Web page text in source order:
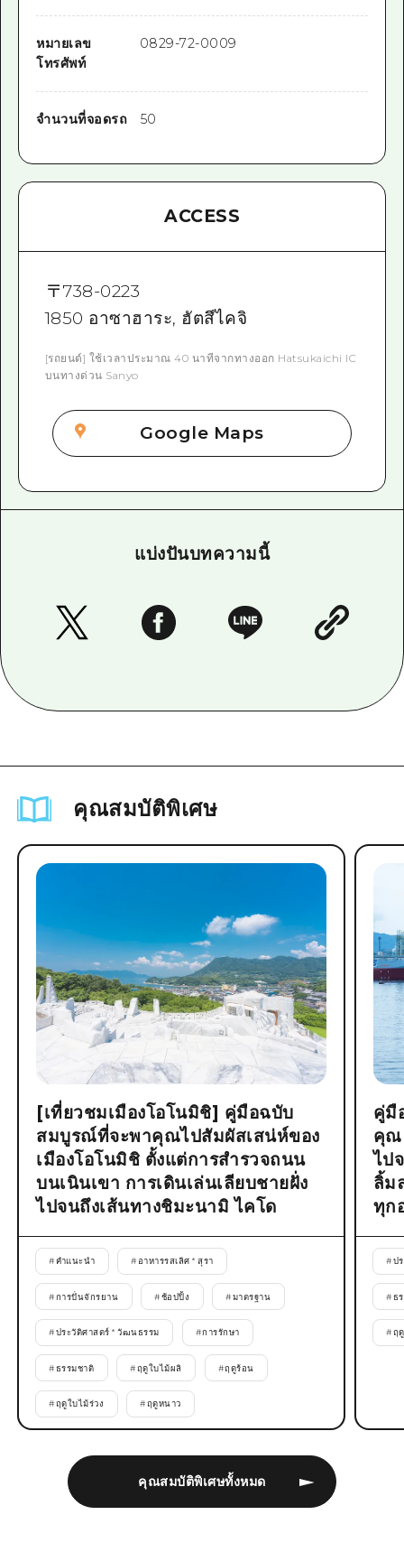
หมายเลข
โทรศัพท์
0829-72-0009
จำนวนที่จอดรถ 50
ACCESS
〒738-0223
1850 อาซาฮาระ, ฮัตสึไคจิ
[รถยนต์] ใช้เวลาประมาณ 40 นาทีจากทางออก Hatsukaichi IC
บนทางด่วน Sanyo
Google Maps
แบ่งปันบทความนี้
คุณสมบัติพิเศษ
คุณสมบัติพิเศษทั้งหมด
[เที่ยวชมเมืองโอโนมิชิ] คู่มือฉบับ
สมบูรณ์ที่จะพาคุณไปสัมผัสเสน่ห์ของ
เมืองโอโนมิชิ ตั้งแต่การสำรวจถนน
บนเนินเขา การเดินเล่นเลียบชายฝั่ง
ไปจนถึงเส้นทางชิมะนามิ ไคโด
#คำแนะนำ # อาหารรสเลิศ * สุรา
#การปั่นจักรยาน #ช้อปปิ้ง #มาตรฐาน
#ประวัติศาสตร์ * วัฒนธรรม #การรักษา
#ธรรมชาติ #ฤดูใบไม้ผลิ #ฤดูร้อน
#ฤดูใบไม้ร่วง #ฤดูหนาว
คู่มื
คุณ
ไป
ลิ้ม
ทุก
#ป
#ธ
#ฤ